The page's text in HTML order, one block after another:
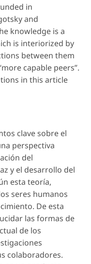
in
and
knowledge is a
is interiorized by
between them
capable peers”.
in this article
clave sobre el
perspectiva
del
y el desarrollo del
esta teoría,
seres humanos
De esta
las formas de
de los
colaboradores.